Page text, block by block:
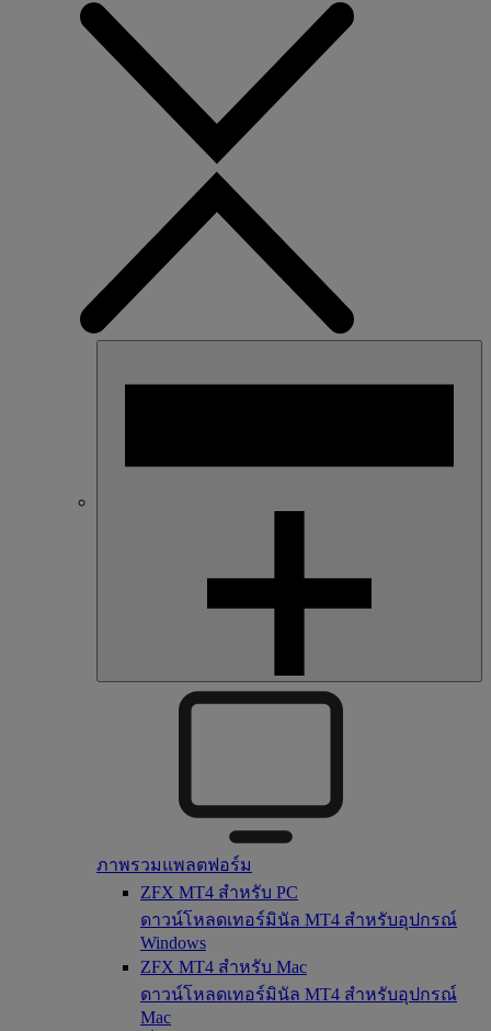
ภาพรวมแพลตฟอร์ม
ZFX MT4 สำหรับ PC
ดาวน์โหลดเทอร์มินัล MT4 สำหรับอุปกรณ์
Windows
ZFX MT4 สำหรับ Mac
ดาวน์โหลดเทอร์มินัล MT4 สำหรับอุปกรณ์
Mac